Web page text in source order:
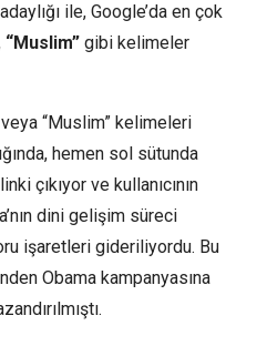
ile, Google’da en çok
“Muslim” gibi kelimeler
veya “Muslim” kelimeleri
hemen sol sütunda
linki çıkıyor ve kullanıcının
dini gelişim süreci
işaretleri gideriliyordu. Bu
Obama kampanyasına